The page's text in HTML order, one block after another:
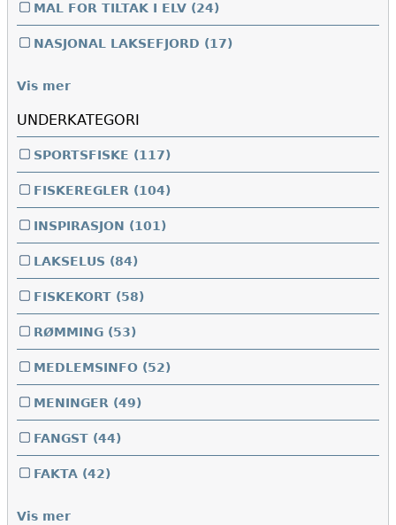
MAL FOR TILTAK I ELV (24)
NASJONAL LAKSEFJORD (17)
Vis mer
UNDERKATEGORI
SPORTSFISKE (117)
FISKEREGLER (104)
INSPIRASJON (101)
LAKSELUS (84)
FISKEKORT (58)
RØMMING (53)
MEDLEMSINFO (52)
MENINGER (49)
FANGST (44)
FAKTA (42)
Vis mer